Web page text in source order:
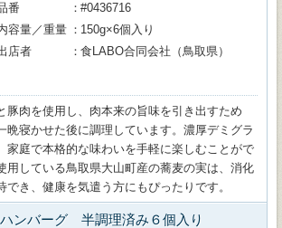
番
#0436716
容量／重量
150g×6個入り
店者
食LABO合同会社（鳥取県）
豚肉を使用し、肉本来の旨味を引き出すため
晩寝かせた後に調理しています。濃厚デミグラ
家庭で本格的な味わいを手軽に楽しむことがで
用している鳥取県大山町産の蕎麦の実は、消化
でき、健康を気遣う方にもぴったりです。
ンバーグ 半調理済み６個入り